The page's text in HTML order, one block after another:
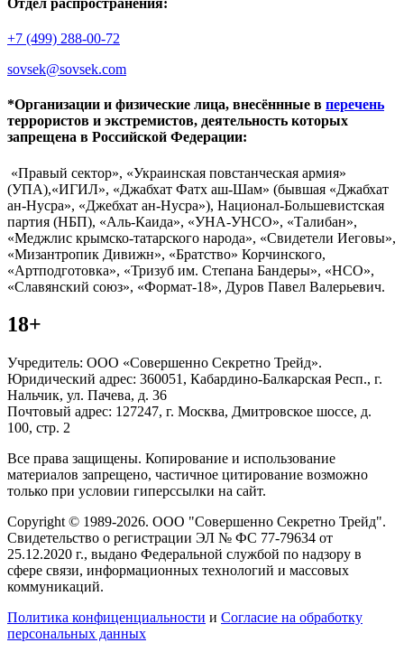
+7 (499) 288-00-72
sovsek@sovsek.com
*Организации и физические лица, внесённные в перечень
террористов и экстремистов, деятельность которых
запрещена в Российской Федерации:
«Правый сектор», «Украинская повстанческая армия»
(УПА),«ИГИЛ», «Джабхат Фатх аш-Шам» (бывшая «Джабхат
ан-Нусра», «Джебхат ан-Нусра»), Национал-Большевистская
партия (НБП), «Аль-Каида», «УНА-УНСО», «Талибан»,
«Меджлис крымско-татарского народа», «Свидетели Иеговы»,
«Мизантропик Дивижн», «Братство» Корчинского,
«Артподготовка», «Тризуб им. Степана Бандеры», «НСО»,
«Славянский союз», «Формат-18», Дуров Павел Валерьевич.
18+
Учредитель: ООО «Совершенно Секретно Трейд».
Юридический адрес: 360051, Кабардино-Балкарская Респ., г.
Нальчик, ул. Пачева, д. 36
Почтовый адрес: 127247, г. Москва, Дмитровское шоссе, д.
100, стр. 2
Все права защищены. Копирование и использование
материалов запрещено, частичное цитирование возможно
только при условии гиперссылки на сайт.
Copyright © 1989-2026. ООО "Совершенно Секретно Трейд".
Свидетельство о регистрации ЭЛ № ФС 77-79634 от
25.12.2020 г., выдано Федеральной службой по надзору в
сфере связи, информационных технологий и массовых
коммуникаций.
Политика конфиценциальности и Согласие на обработку
персональных данных